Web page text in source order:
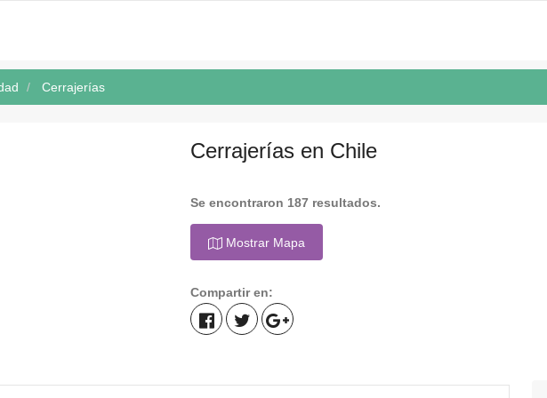
Cerrajerías
Cerrajerías en Chile
Se encontraron 187 resultados.
Mostrar Mapa
Compartir en: